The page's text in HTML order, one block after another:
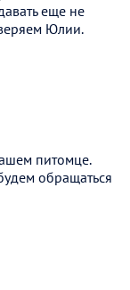
еще не
Юлии.
питомце.
обращаться